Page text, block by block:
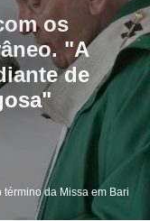
os
"A
de
da Missa em Bari